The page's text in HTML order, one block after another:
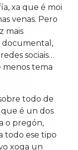
xa que é moi
venas. Pero
mais
documental,
sociais…
menos tema
todo de
é un dos
o pregón,
todo ese tipo
xoga un